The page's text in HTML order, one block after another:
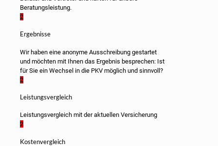
Beratungsleistung.
2
Ergebnisse
Wir haben eine anonyme Ausschreibung gestartet
und möchten mit Ihnen das Ergebnis besprechen: Ist
für Sie ein Wechsel in die PKV möglich und sinnvoll?
2
Leistungsvergleich
Leistungsvergleich mit der aktuellen Versicherung
2
Kostenvergleich